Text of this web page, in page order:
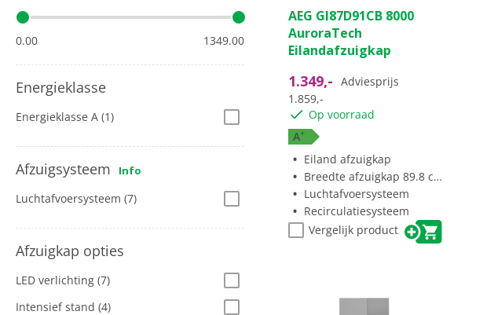
0.00 1349.00
Energieklasse
Energieklasse A (1)
Afzuigsysteem Info
Luchtafvoersysteem (7)
Afzuigkap opties
LED verlichting (7)
Intensief stand (4)
AEG GI87D91CB 8000
AuroraTech
Eilandafzuigkap
1.349,- Adviesprijs
1.859,-
Op voorraad
A+
Eiland afzuigkap
Breedte afzuigkap 89.8 cm
Luchtafvoersysteem
Recirculatiesysteem
Vergelijk product